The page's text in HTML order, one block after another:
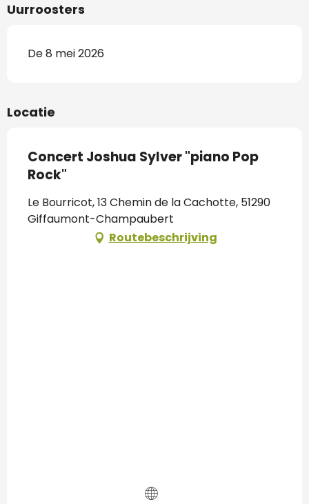
Uurroosters
De 8 mei 2026
Locatie
Concert Joshua Sylver "piano Pop
Rock"
Le Bourricot, 13 Chemin de la Cachotte, 51290
Giffaumont-Champaubert
Routebeschrijving